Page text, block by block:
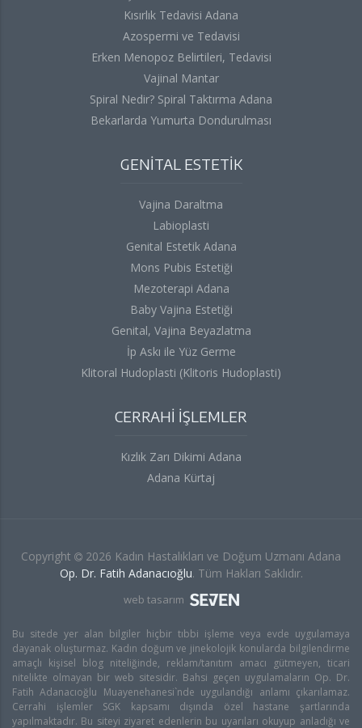
Kısırlık Tedavisi Adana
Azospermi ve Tedavisi
Erken Menopoz Belirtileri, Tedavisi
Vajinal Mantar
Spiral Nedir? Spiral Taktırma Adana
Bekarlarda Yumurta Dondurulması
GENİTAL ESTETİK
Vajina Daraltma
Labioplasti
Genital Estetik Adana
Mons Pubis Estetiği
Mezoterapi Adana
Baby Vajina Estetiği
Genital, Vajina Beyazlatma
İp Askı ile Yüz Germe
Klitoral Hudoplasti (Klitoris Hudoplasti)
CERRAHİ İŞLEMLER
Kızlık Zarı Dikimi Adana
Adana Kürtaj
Copyright
2026 Kadın Hastalıkları ve Doğum Uzmanı Adana
Op. Dr. Fatih Adanacıoğlu. Tüm Hakları Saklıdır.
web tasarım
Bu sitede yer alan bilgiler hiçbir tıbbi işleme veya evde uygulamaya
dayanak oluşturmaz. Kadın doğum ve jinekolojik konularda bilgilendirme
amaçlı kişisel blog niteliğinde, reklam/tanıtım amacı gütmeyen, ticari
nitelikte olmayan bir web sitesidir. Bahsi geçen uygulamaların Op. Dr.
Fatih Adanacıoğlu Muayenehanesi`nde uygulandığı anlamı çıkarılamaz.
Cerrahi işlemler SGK kapsamı dışında özel hastane şartlarında
yapılmaktadır. Bu siteyi ziyaret edenlerin bu uyarıları okuyup anladığı ve